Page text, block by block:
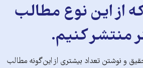
از این نوع مطالب
منتشر کنیم.
و نوشتن تعداد بیشتری از این‌گونه مطالب